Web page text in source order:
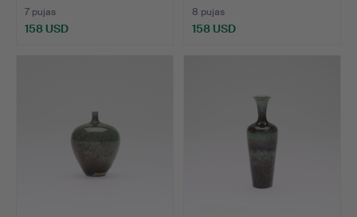
7 pujas
158 USD
8 pujas
158 USD